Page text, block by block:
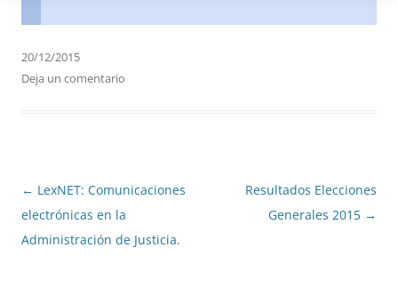
20/12/2015
Deja un comentario
Navegación
de
entradas
← LexNET: Comunicaciones
electrónicas en la
Administración de Justicia.
Resultados Elecciones
Generales 2015 →